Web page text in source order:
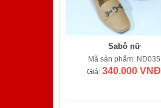
Sabô nữ
Mã sản phẩm: ND035
Giá: 340.000 VNĐ